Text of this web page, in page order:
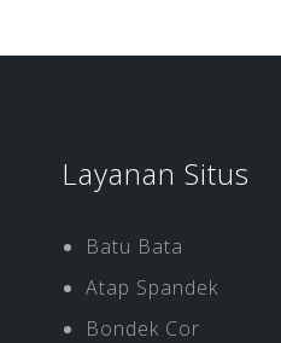
Layanan Situs
Batu Bata
Atap Spandek
Bondek Cor